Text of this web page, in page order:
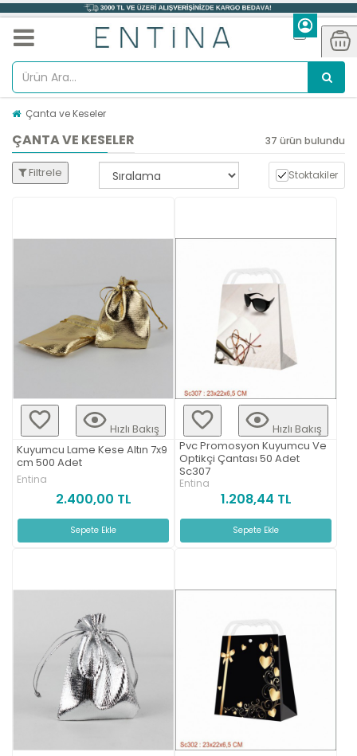
Çanta ve Keseler
ÇANTA VE KESELER 37 ürün bulundu
Filtrele Stoktakiler
Hızlı Bakış
Kuyumcu Lame Kese Altın 7x9
cm 500 Adet
Entina
2.400,00 TL
Sepete Ekle
Hızlı Bakış
Pvc Promosyon Kuyumcu Ve
Optikçi Çantası 50 Adet
Sc307
Entina
1.208,44 TL
Sepete Ekle